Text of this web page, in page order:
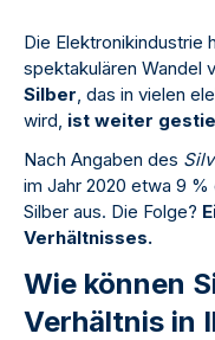
Die Elektronikindustrie
spektakulären Wandel
Silber , das in vielen
wird, ist weiter
Nach Angaben des
im Jahr 2020 etwa 9
Silber aus. Die Folge?
Verhältnisses.
Wie können
Verhältnis in